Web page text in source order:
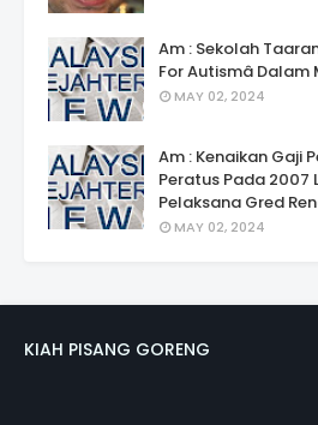
Am : Sekolah
For Autismâ
MAY 02, 2024
Am : Kenaikan Gaji
Peratus Pada 2007
Pelaksana Gred
MAY 02, 2024
KIAH PISANG GORENG